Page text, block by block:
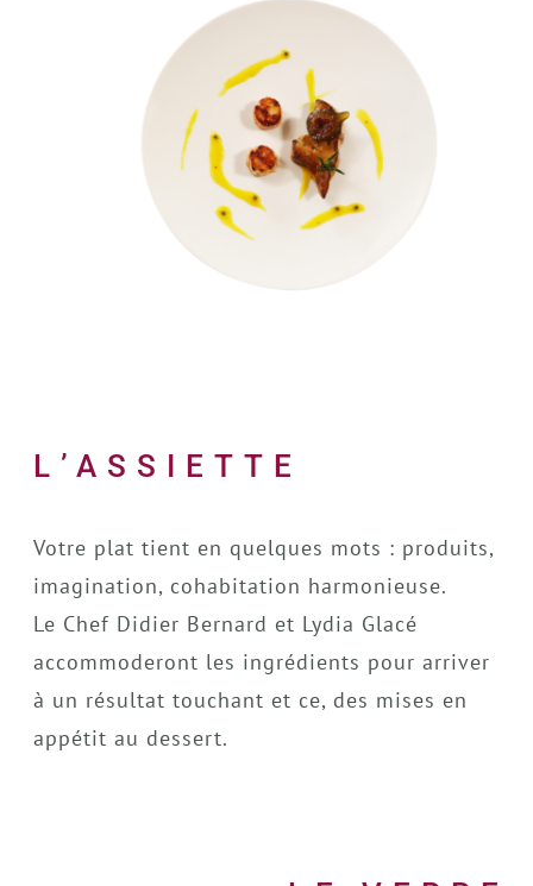
L’ASSIETTE
Votre plat tient en quelques mots : produits,
imagination, cohabitation harmonieuse.
Le Chef Didier Bernard et Lydia Glacé
accommoderont les ingrédients pour arriver
à un résultat touchant et ce, des mises en
appétit au dessert.